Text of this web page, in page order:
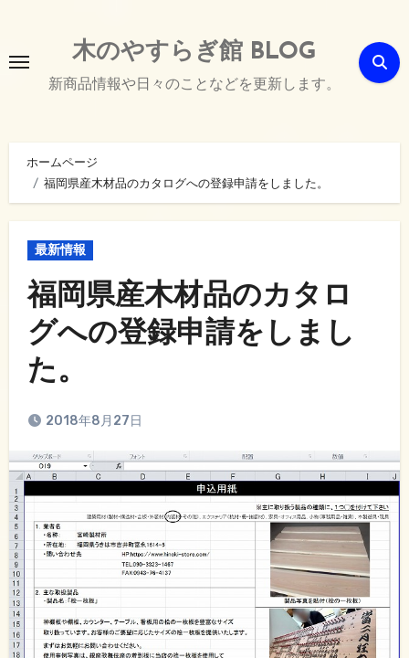
を
ッ
木のやすらぎ館 BLOG
新商品情報や日々のことなどを更新します。
ホームページ
福岡県産木材品のカタログへの登録申請をしました。
最新情報
福岡県産木材品のカタロ
グへの登録申請をしまし
た。
2018年8月27日